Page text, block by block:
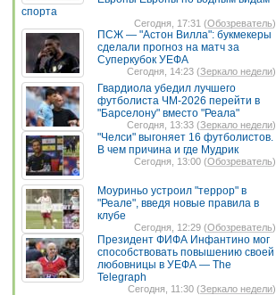
спорта
Сегодня, 17:31 (Обозреватель)
ПСЖ — "Астон Вилла": букмекеры
сделали прогноз на матч за
Суперкубок УЕФА
Сегодня, 14:23 (Зеркало недели)
Гвардиола убедил лучшего
футболиста ЧМ-2026 перейти в
"Барселону" вместо "Реала"
Сегодня, 13:33 (Зеркало недели)
"Челси" выгоняет 16 футболистов.
В чем причина и где Мудрик
Сегодня, 13:00 (Обозреватель)
Моуриньо устроил "террор" в
"Реале", введя новые правила в
клубе
Сегодня, 12:29 (Обозреватель)
Президент ФИФА Инфантино мог
способствовать повышению своей
любовницы в УЕФА — The
Telegraph
Сегодня, 11:30 (Зеркало недели)